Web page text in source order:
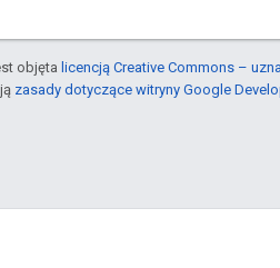
objęta licencją Creative Commons –
zasady dotyczące witryny Google